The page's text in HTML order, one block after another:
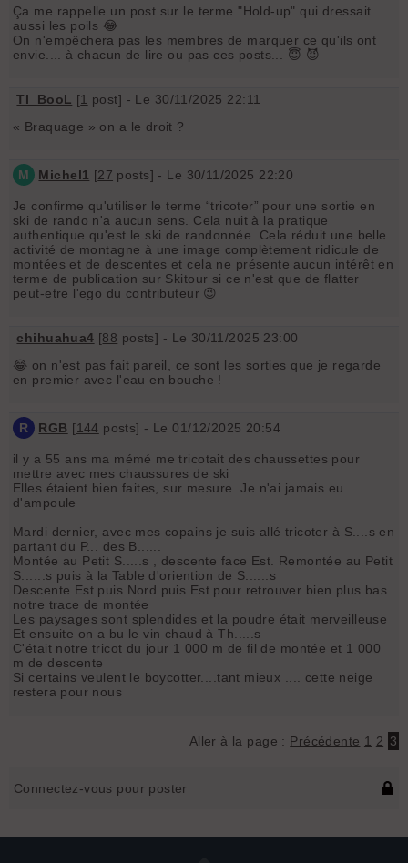
Ça me rappelle un post sur le terme "Hold-up" qui dressait
aussi les poils 😂
On n'empêchera pas les membres de marquer ce qu'ils ont
envie.... à chacun de lire ou pas ces posts... 😇 😈
TI_BooL [1 post] - Le 30/11/2025 22:11
« Braquage » on a le droit ?
M Michel1 [27 posts] - Le 30/11/2025 22:20
Je confirme qu'utiliser le terme “tricoter” pour une sortie en
ski de rando n'a aucun sens. Cela nuit à la pratique
authentique qu'est le ski de randonnée. Cela réduit une belle
activité de montagne à une image complètement ridicule de
montées et de descentes et cela ne présente aucun intérêt en
terme de publication sur Skitour si ce n'est que de flatter
peut-etre l'ego du contributeur 😉
chihuahua4 [88 posts] - Le 30/11/2025 23:00
😂 on n'est pas fait pareil, ce sont les sorties que je regarde
en premier avec l'eau en bouche !
R RGB [144 posts] - Le 01/12/2025 20:54
il y a 55 ans ma mémé me tricotait des chaussettes pour
mettre avec mes chaussures de ski
Elles étaient bien faites, sur mesure. Je n'ai jamais eu
d'ampoule
Mardi dernier, avec mes copains je suis allé tricoter à S....s en
partant du P... des B......
Montée au Petit S.....s , descente face Est. Remontée au Petit
S......s puis à la Table d'oriention de S......s
Descente Est puis Nord puis Est pour retrouver bien plus bas
notre trace de montée
Les paysages sont splendides et la poudre était merveilleuse
Et ensuite on a bu le vin chaud à Th.....s
C'était notre tricot du jour 1 000 m de fil de montée et 1 000
m de descente
Si certains veulent le boycotter....tant mieux .... cette neige
restera pour nous
Aller à la page : Précédente 1 2 3
Connectez-vous pour poster